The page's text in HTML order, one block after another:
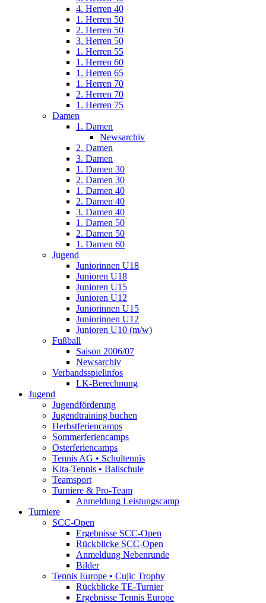
4. Herren 40
1. Herren 50
2. Herren 50
3. Herren 50
1. Herren 55
1. Herren 60
1. Herren 65
1. Herren 70
2. Herren 70
1. Herren 75
Damen
1. Damen
Newsarchiv
2. Damen
3. Damen
1. Damen 30
2. Damen 30
1. Damen 40
2. Damen 40
3. Damen 40
1. Damen 50
2. Damen 50
1. Damen 60
Jugend
Juniorinnen U18
Junioren U18
Junioren U15
Junioren U12
Juniorinnen U15
Juniorinnen U12
Junioren U10 (m/w)
Fußball
Saison 2006/07
Newsarchiv
Verbandsspielinfos
LK-Berechnung
Jugend
Jugendförderung
Jugendtraining buchen
Herbstferiencamps
Sommerferiencamps
Osterferiencamps
Tennis AG • Schultennis
Kita-Tennis • Ballschule
Teamsport
Turniere & Pro-Team
Anmeldung Leistungscamp
Turniere
SCC-Open
Ergebnisse SCC-Open
Rückblicke SCC-Open
Anmeldung Nebenrunde
Bilder
Tennis Europe • Cujic Trophy
Rückblicke TE-Turnier
Ergebnisse Tennis Europe